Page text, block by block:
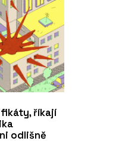
říkají
odlišně